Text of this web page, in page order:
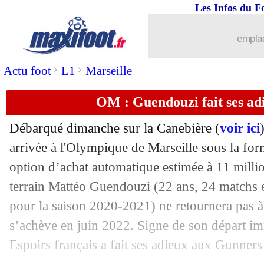
Actu foot> L1 > Marseille
Les Infos du
OM : Guendouzi fait ses
Débarqué dimanche sur la Canebière (voir ici
arrivée à l'Olympique de Marseille sous la
option d’achat automatique estimée à 11
terrain Mattéo Guendouzi (22 ans, 24 matchs
pour la saison 2020-2021) ne retournera pas
s’achève en juin 2022. Signe de son départ
Espoirs français a fait ses adieux aux
Atletico : Marcos Paulo arrive libre
05/07 Inter: une nouvelle piste pour
05/07 Betis: l'avenir de Fekir scellé ?
05/07 Man Utd: De Gea disponible en prêt !
05/07 Lyon: Cornet, ça coince toujours
05/07 JO: Ripoll épargne les clubs...
05/07 PSG: Mbappé, la mise au point